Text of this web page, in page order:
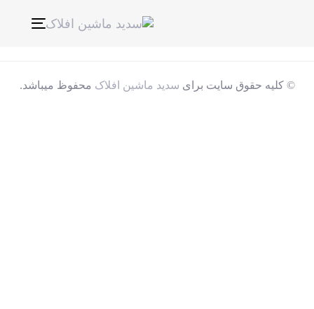
ناوبری
© کلیه حقوق سایت برای سدید ماشین افلاک محفوظ میباشد.